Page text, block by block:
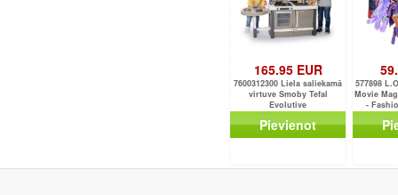
165.95 EUR
7600312300 Liela saliekamā
virtuve Smoby Tefal
Evolutive
Pievienot
577898
Movie
-